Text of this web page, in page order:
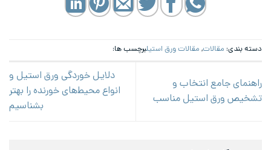
دسته بندی: مقالات, مقالات ورق استیلبرچسب ها:
راهنمای جامع انتخاب و
تشخیص ورق استیل مناسب
دلایل خوردگی ورق استیل و
انواع محیط‌های خورنده را بهتر
بشناسیم